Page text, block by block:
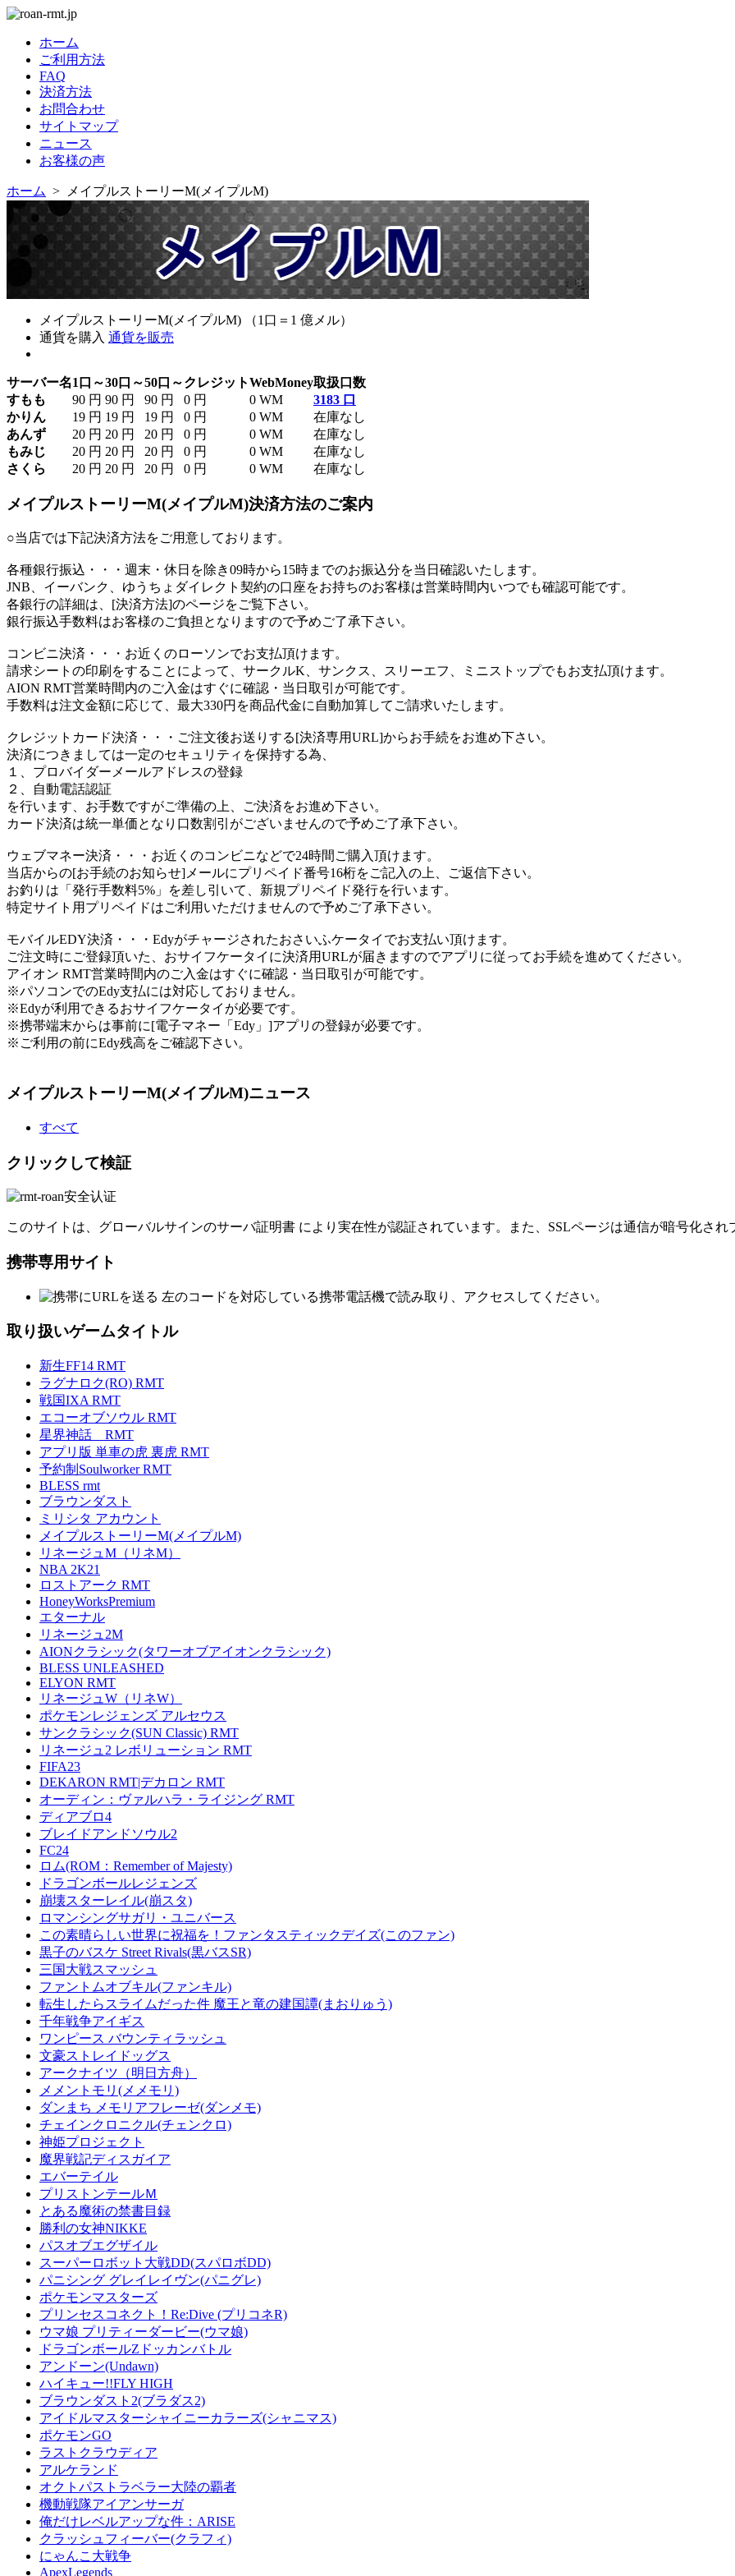
ホーム
ご利用方法
FAQ
決済方法
お問合わせ
サイトマップ
ニュース
お客様の声
ホーム > メイプルストーリーM(メイプルM)
メイプルストーリーM(メイプルM) （1口＝1 億メル）
通貨を購入 通貨を販売
サーバー名1口～30口～50口～クレジットWebMoney取扱口数
すもも
90 円 90 円 90 円 0 円 0 WM
3183 口
かりん
19 円 19 円 19 円 0 円 0 WM
在庫なし
あんず
20 円 20 円 20 円 0 円 0 WM
在庫なし
もみじ
20 円 20 円 20 円 0 円 0 WM
在庫なし
さくら
20 円 20 円 20 円 0 円 0 WM 在庫なし
メイプルストーリーM(メイプルM)決済方法のご案内
○当店では下記決済方法をご用意しております。
各種銀行振込 ・・・週末・休日を除き09時から15時までのお振込分を当日確認いたします。
JNB、イーバンク、ゆうちょダイレクト契約の口座をお持ちのお客様は営業時間内いつでも確認可能です。
各銀行の詳細は、[決済方法]のページをご覧下さい。
銀行振込手数料はお客様のご負担となりますので予めご了承下さい。
コンビニ決済 ・・・お近くのローソンでお支払頂けます。
請求シートの印刷をすることによって、サークルK、サンクス、スリーエフ、ミニストップでもお支払頂けます。
AION RMT営業時間内のご入金はすぐに確認・当日取引が可能です。
手数料は注文金額に応じて、最大330円を商品代金に自動加算してご請求いたします。
クレジットカード決済 ・・・ご注文後お送りする[決済専用URL]からお手続をお進め下さい。
決済につきましては一定のセキュリティを保持する為、
１、プロバイダーメールアドレスの登録
２、自動電話認証
を行います、お手数ですがご準備の上、ご決済をお進め下さい。
カード決済は統一単価となり口数割引がございませんので予めご了承下さい。
ウェブマネー決済 ・・・お近くのコンビニなどで24時間ご購入頂けます。
当店からの[お手続のお知らせ]メールにプリペイド番号16桁をご記入の上、ご返信下さい。
お釣りは「発行手数料5%」を差し引いて、新規プリペイド発行を行います。
特定サイト用プリペイドはご利用いただけませんので予めご了承下さい。
モバイルEDY決済 ・・・Edyがチャージされたおさいふケータイでお支払い頂けます。
ご注文時にご登録頂いた、おサイフケータイに決済用URLが届きますのでアプリに従ってお手続を進めてください。
アイオン RMT営業時間内のご入金はすぐに確認・当日取引が可能です。
※パソコンでのEdy支払には対応しておりません。
※Edyが利用できるおサイフケータイが必要です。
※携帯端末からは事前に[電子マネー「Edy」]アプリの登録が必要です。
※ご利用の前にEdy残高をご確認下さい。
メイプルストーリーM(メイプルM)ニュース
すべて
クリックして検証
このサイトは、グローバルサインのサーバ証明書 により実在性が認証されています。また、SSLページは通信が暗号化され
携帯専用サイト
左のコードを対応している携帯電話機で読み取り、アクセスしてください。
取り扱いゲームタイトル
新生FF14 RMT
ラグナロク(RO) RMT
戦国IXA RMT
エコーオブソウル RMT
星界神話 RMT
アプリ版 単車の虎 裏虎 RMT
予約制Soulworker RMT
BLESS rmt
ブラウンダスト
ミリシタ アカウント
メイプルストーリーM(メイプルM)
リネージュM（リネM）
NBA 2K21
ロストアーク RMT
HoneyWorksPremium
エターナル
リネージュ2M
AIONクラシック(タワーオブアイオンクラシック)
BLESS UNLEASHED
ELYON RMT
リネージュW（リネW）
ポケモンレジェンズ アルセウス
サンクラシック(SUN Classic) RMT
リネージュ2 レボリューション RMT
FIFA23
DEKARON RMT|デカロン RMT
オーディン：ヴァルハラ・ライジング RMT
ディアブロ4
ブレイドアンドソウル2
FC24
ロム(ROM：Remember of Majesty)
ドラゴンボールレジェンズ
崩壊スターレイル(崩スタ)
ロマンシングサガリ・ユニバース
この素晴らしい世界に祝福を！ファンタスティックデイズ(このファン)
黒子のバスケ Street Rivals(黒バスSR)
三国大戦スマッシュ
ファントムオブキル(ファンキル)
転生したらスライムだった件 魔王と竜の建国譚(まおりゅう)
千年戦争アイギス
ワンピース バウンティラッシュ
文豪ストレイドッグス
アークナイツ（明日方舟）
メメントモリ(メメモリ)
ダンまち メモリアフレーゼ(ダンメモ)
チェインクロニクル(チェンクロ)
神姫プロジェクト
魔界戦記ディスガイア
エバーテイル
プリストンテールＭ
とある魔術の禁書目録
勝利の女神NIKKE
パスオブエグザイル
スーパーロボット大戦DD(スパロボDD)
パニシング グレイレイヴン(パニグレ)
ポケモンマスターズ
プリンセスコネクト！Re:Dive (プリコネR)
ウマ娘 プリティーダービー(ウマ娘)
ドラゴンボールZドッカンバトル
アンドーン(Undawn)
ハイキュー!!FLY HIGH
ブラウンダスト2(ブラダス2)
アイドルマスターシャイニーカラーズ(シャニマス)
ポケモンGO
ラストクラウディア
アルケランド
オクトパストラベラー大陸の覇者
機動戦隊アイアンサーガ
俺だけレベルアップな件：ARISE
クラッシュフィーバー(クラフィ)
にゃんこ大戦争
ApexLegends